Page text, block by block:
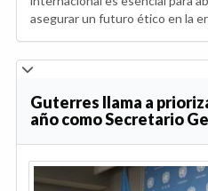
asegurar un futuro ético en la
Guterres llama a
año como Secretario